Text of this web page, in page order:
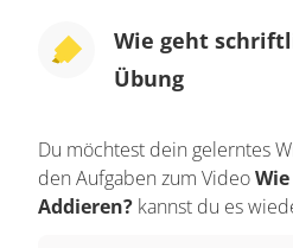
Wie geht
Übung
Du möchtest dein gelerntes
den Aufgaben zum Video
Addieren? kannst du es